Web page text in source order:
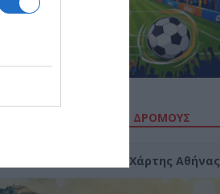
ΤΗΝ ΚΙΝΗΣΗ ΣΤΟΥΣ ΔΡΌΜΟΥΣ
Κίνηση Τώρα: Live Χάρτης Αθήνας